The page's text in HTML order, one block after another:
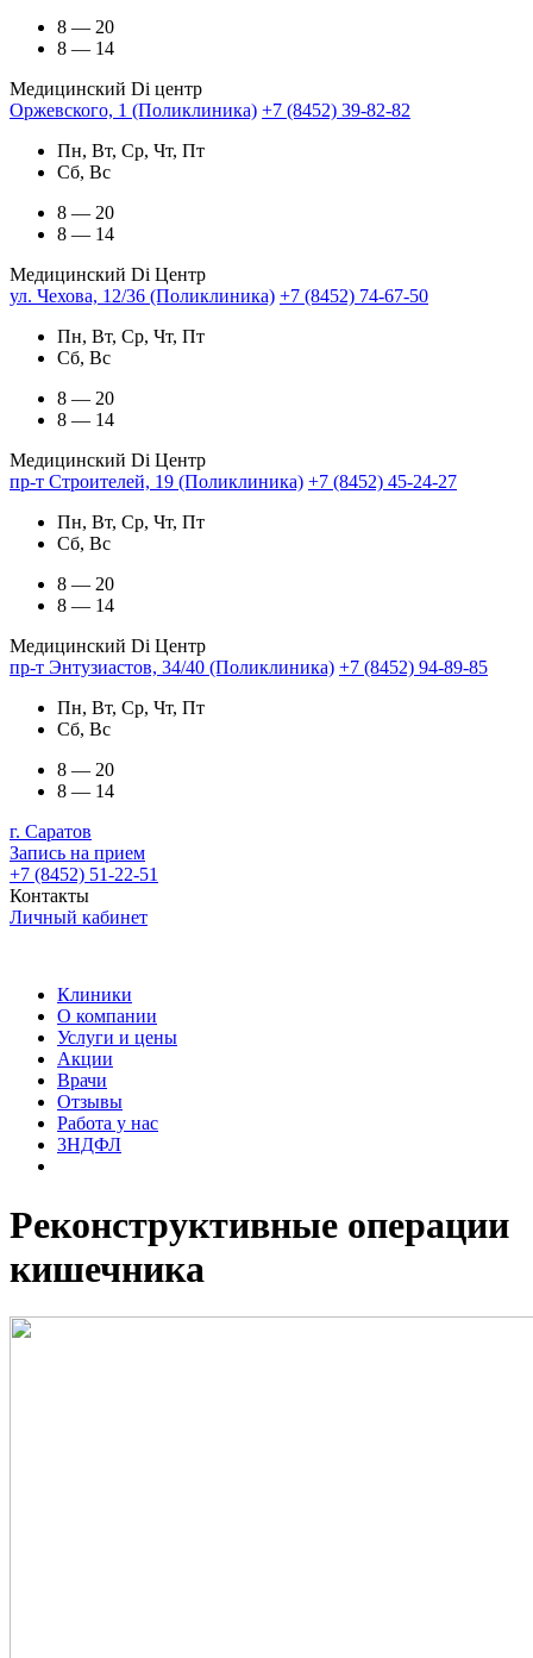
8 — 20
8 — 14
Медицинский Di центр
Оржевского, 1 (Поликлиника) +7 (8452) 39-82-82
Пн, Вт, Ср, Чт, Пт
Сб, Вс
8 — 20
8 — 14
Медицинский Di Центр
ул. Чехова, 12/36 (Поликлиника) +7 (8452) 74-67-50
Пн, Вт, Ср, Чт, Пт
Сб, Вс
8 — 20
8 — 14
Медицинский Di Центр
пр-т Строителей, 19 (Поликлиника) +7 (8452) 45-24-27
Пн, Вт, Ср, Чт, Пт
Сб, Вс
8 — 20
8 — 14
Медицинский Di Центр
пр-т Энтузиастов, 34/40 (Поликлиника) +7 (8452) 94-89-85
Пн, Вт, Ср, Чт, Пт
Сб, Вс
8 — 20
8 — 14
г. Саратов
Запись на прием
+7 (8452) 51-22-51
Контакты
Личный кабинет
Клиники
О компании
Услуги и цены
Акции
Врачи
Отзывы
Работа у нас
3НДФЛ
Реконструктивные операции
кишечника